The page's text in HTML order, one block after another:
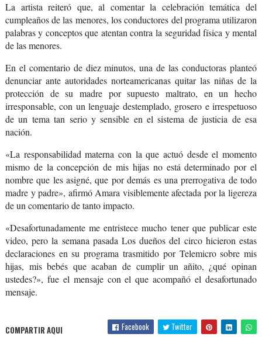
La artista reiteró que, al comentar la celebración temática del
cumpleaños de las menores, los conductores del programa utilizaron
palabras y conceptos que atentan contra la seguridad física y mental
de las menores.
En el comentario de diez minutos, una de las conductoras planteó
denunciar ante autoridades norteamericanas quitar las niñas de la
protección de su madre por supuesto maltrato, en un hecho
irresponsable, con un lenguaje destemplado, grosero e irrespetuoso
de un tema tan serio y sensible en el sistema de justicia de esa
nación.
«La responsabilidad materna con la que actuó desde el momento
mismo de la concepción de mis hijas no está determinado por el
nombre que les asigné, que por demás es una prerrogativa de todo
madre y padre», afirmó Amara visiblemente afectada por la ligereza
de un comentario de tanto impacto.
«Desafortunadamente me entristece mucho tener que publicar este
video, pero la semana pasada Los dueños del circo hicieron estas
declaraciones en su programa trasmitido por Telemicro sobre mis
hijas, mis bebés que acaban de cumplir un añito, ¿qué opinan
ustedes?», fue el mensaje con el que acompañó el desafortunado
mensaje.
COMPARTIR AQUI Facebook Twitter